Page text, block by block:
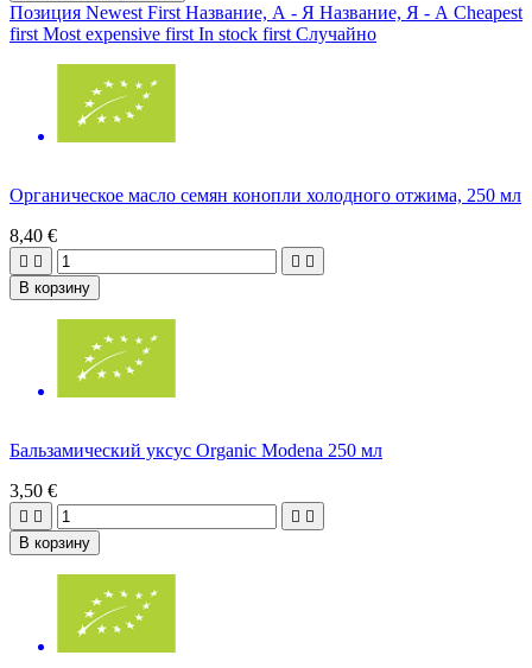
Позиция Newest First Название, А - Я Название, Я - А Cheapest
first Most expensive first In stock first Случайно
Органическое масло семян конопли холодного отжима, 250 мл
8,40 €
   
В корзину
Бальзамический уксус Organic Modena 250 мл
3,50 €
   
В корзину